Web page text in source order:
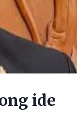
ide